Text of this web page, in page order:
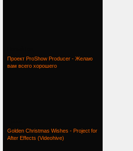
Проект ProShow Producer - Желаю
вам всего хорошего
Golden Christmas Wishes - Project for
After Effects (Videohive)